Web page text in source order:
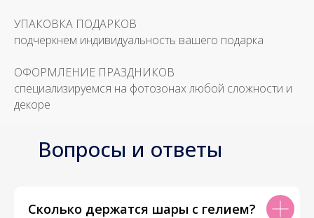
УПАКОВКА ПОДАРКОВ
подчеркнем индивидуальность вашего подарка
ОФОРМЛЕНИЕ ПРАЗДНИКОВ
специализируемся на фотозонах любой сложности и
декоре
Вопросы и ответы
Сколько держатся шары с гелием?